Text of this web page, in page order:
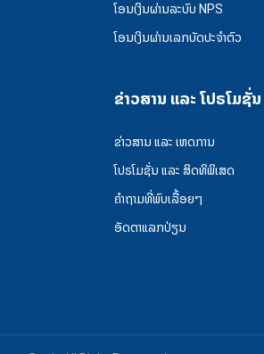
ໂອນເງິນຜ່ານລະບົບ NPS
ໂອນເງິນຜ່ານເລກບັດປະຈຳຕົວ
ຂ່າວສານ ແລະ ໂປຣໂມຊັ່ນ
ຂ່າວສານ ແລະ ເຫດການ
ໂປຣໂມຊັ່ນ ແລະ ສິດທິພິເສດ
ຄໍາຖາມທີ່ພົບເລື້ອຍໆ
ອັດຕາແລກປ່ຽນ